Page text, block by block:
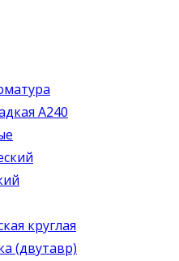
А240
круглая
(двутавр)